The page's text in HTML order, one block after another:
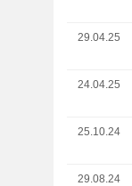
29.04.25
24.04.25
25.10.24
29.08.24